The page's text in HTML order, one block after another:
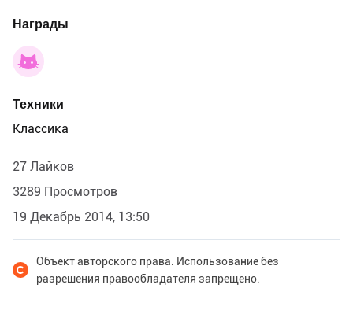
Награды
Техники
Классика
27 Лайков
3289 Просмотров
19 Декабрь 2014, 13:50
Объект авторского права. Использование без
разрешения правообладателя запрещено.